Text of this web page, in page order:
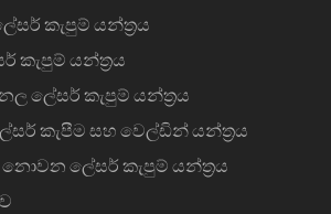
කැපුම් යන්ත්‍රය
කැපුම් යන්ත්‍රය
ලේසර් කැපුම් යන්ත්‍රය
කැපීම සහ වෙල්ඩින් යන්ත්‍රය
ලේසර් කැපුම් යන්ත්‍රය